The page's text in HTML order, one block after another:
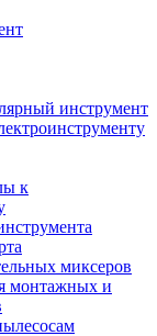
инструмент
к
миксеров
монтажных и